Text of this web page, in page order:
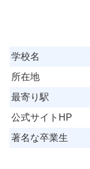
学校名
所在地
最寄り駅
公式サイトHP
著名な卒業生